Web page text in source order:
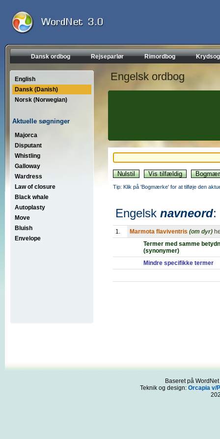
Dansk ordbog Rejseparlør Rimordbog
English
Dansk (Danish)
Norsk (Norwegian)
Aktuelle søgninger
Majorca
Disputant
Whistling
Galloway
Wardress
Law of closure
Black whale
Autoplasty
Move
Bluish
Envelope
Engelsk ordbog
Tip: Klik på 'Bogmærke' for at tilføje den
Engelsk navneord:
1. Marmota flaviventris (om dyr)
Termer med samme
(synonymer)
Mindre specifikke termer
Baseret på
Teknik og design: Orcapia v/